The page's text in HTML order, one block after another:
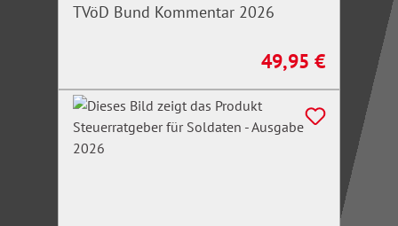
TVöD Bund Kommentar 2026
Regulärer Preis:
49,95 €